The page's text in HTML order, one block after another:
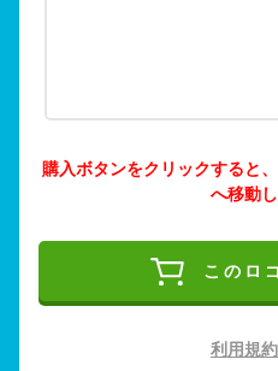
購入ボタンをクリックすると
へ移動し
このロ
利用規